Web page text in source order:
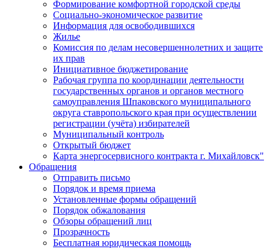
Формирование комфортной городской среды
Социально-экономическое развитие
Информация для освободившихся
Жилье
Комиссия по делам несовершеннолетних и защите
их прав
Инициативное бюджетирование
Рабочая группа по координации деятельности
государственных органов и органов местного
самоуправления Шпаковского муниципального
округа ставропольского края при осуществлении
регистрации (учёта) избирателей
Муниципальный контроль
Открытый бюджет
Карта энергосервисного контракта г. Михайловск"
Обращения
Отправить письмо
Порядок и время приема
Установленные формы обращений
Порядок обжалования
Обзоры обращений лиц
Прозрачность
Бесплатная юридическая помощь